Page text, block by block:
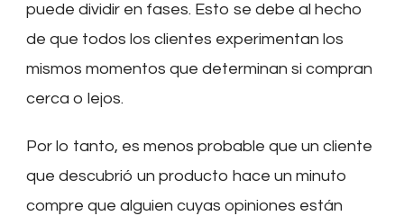
puede dividir en fases. Esto se debe al hecho
de que todos los clientes experimentan los
mismos momentos que determinan si compran
cerca o lejos.
Por lo tanto, es menos probable que un cliente
que descubrió un producto hace un minuto
compre que alguien cuyas opiniones están